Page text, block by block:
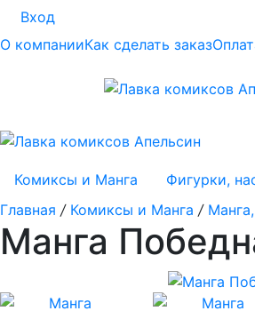
Вход
О компанииКак сделать заказ
Комиксы и Манга
Фигурки,
Главная / Комиксы и Манга /
Манга